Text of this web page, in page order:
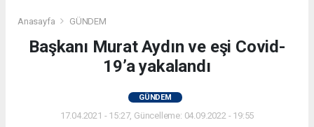
Anasayfa GÜNDEM
Başkanı Murat Aydın ve eşi Covid-
19’a yakalandı
GÜNDEM
17.04.2021 - 15:27, Güncelleme: 04.09.2022 - 19:55